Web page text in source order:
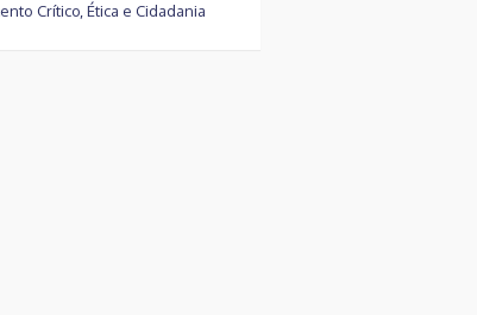
Crítico, Ética e Cidadania